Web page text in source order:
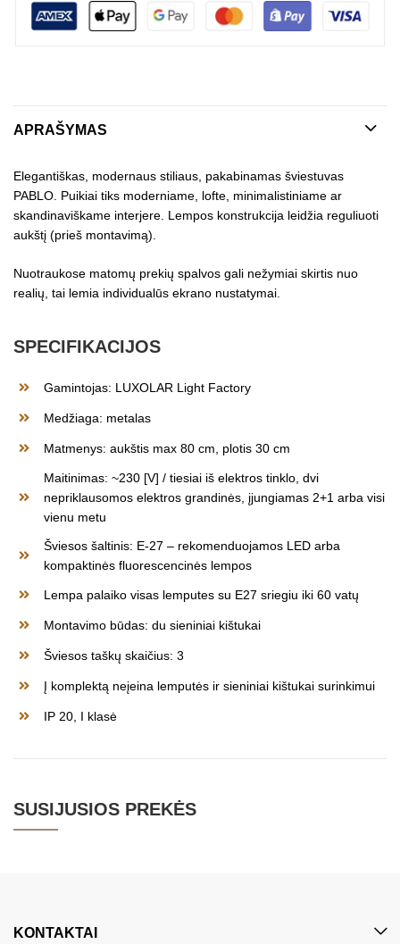
APRAŠYMAS
Elegantiškas, modernaus stiliaus, pakabinamas šviestuvas
PABLO. Puikiai tiks moderniame, lofte, minimalistiniame ar
skandinaviškame interjere. Lempos konstrukcija leidžia reguliuoti
aukštį (prieš montavimą).
Nuotraukose matomų prekių spalvos gali nežymiai skirtis nuo
realių, tai lemia individualūs ekrano nustatymai.
SPECIFIKACIJOS
Gamintojas: LUXOLAR Light Factory
Medžiaga: metalas
Matmenys: aukštis max 80 cm, plotis 30 cm
Maitinimas: ~230 [V] / tiesiai iš elektros tinklo, dvi
nepriklausomos elektros grandinės, įjungiamas 2+1 arba visi
vienu metu
Šviesos šaltinis: E-27 – rekomenduojamos LED arba
kompaktinės fluorescencinės lempos
Lempa palaiko visas lemputes su E27 sriegiu iki 60 vatų
Montavimo būdas: du sieniniai kištukai
Šviesos taškų skaičius: 3
Į komplektą neįeina lemputės ir sieniniai kištukai surinkimui
IP 20, I klasė
SUSIJUSIOS PREKĖS
KONTAKTAI